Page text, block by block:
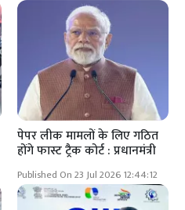
पेपर लीक मामलों के लिए गठित
होंगे फास्ट ट्रैक कोर्ट : प्रधानमंत्री
Published On 23 Jul 2026 12:44:12